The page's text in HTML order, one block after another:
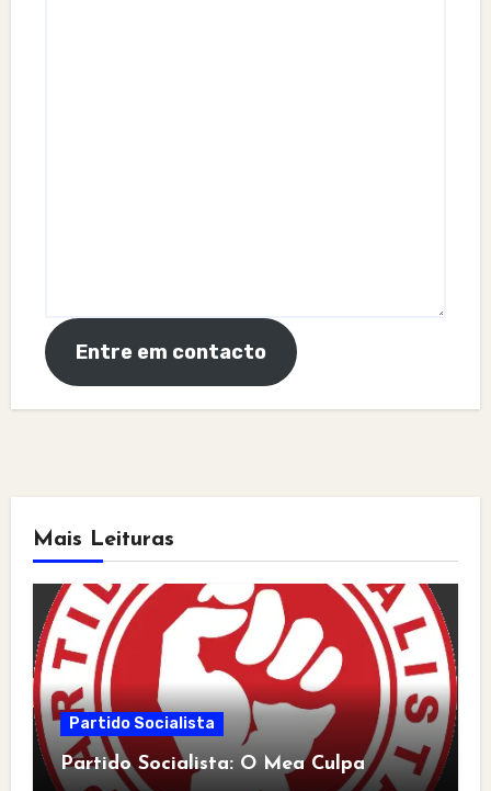
Entre em contacto
Mais Leituras
Partido Socialista
Partido Socialista: O Mea Culpa